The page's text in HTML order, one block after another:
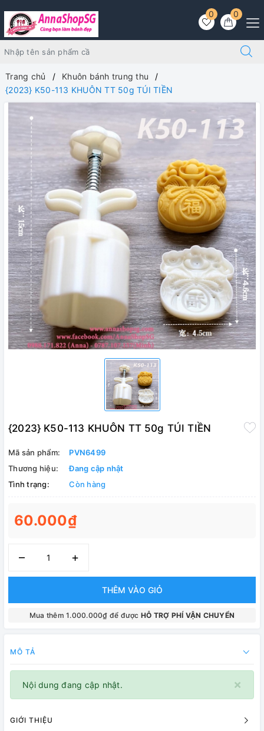
0
0
Trang chủ
Khuôn bánh trung thu
{2023} K50-113 KHUÔN TT 50g TÚI TIỀN
{2023} K50-113 KHUÔN TT 50g TÚI TIỀN
Mã sản phẩm:
PVN6499
Thương hiệu:
Đang cập nhật
Tình trạng:
Còn hàng
60.000₫
– +
THÊM VÀO GIỎ
Mua thêm 1.000.000₫ để được HỖ TRỢ PHÍ VẬN CHUYỂN
MÔ TẢ
×
Nội dung đang cập nhật.
GIỚI THIỆU